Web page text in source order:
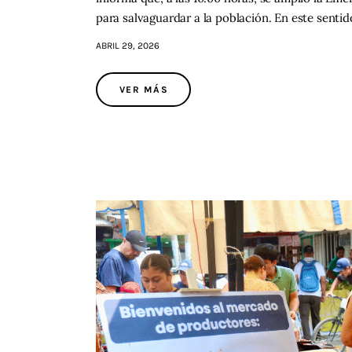
para salvaguardar a la población. En este
ABRIL 29, 2026
VER MÁS